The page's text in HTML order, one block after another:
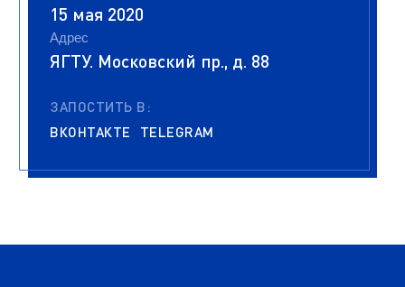
15 мая 2020
Адрес
ЯГТУ. Московский пр., д. 88
ЗАПОСТИТЬ В:
ВКОНТАКТЕ
TELEGRAM